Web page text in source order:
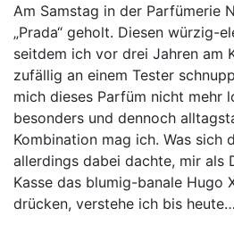
Am Samstag in der Parfümerie
„Prada“ geholt. Diesen würzig-
seitdem ich vor drei Jahren am
zufällig an einem Tester
mich dieses Parfüm nicht mehr
besonders und dennoch
Kombination mag ich. Was sich
allerdings dabei dachte, mir als
Kasse das blumig-banale Hugo
drücken, verstehe ich bis heute…